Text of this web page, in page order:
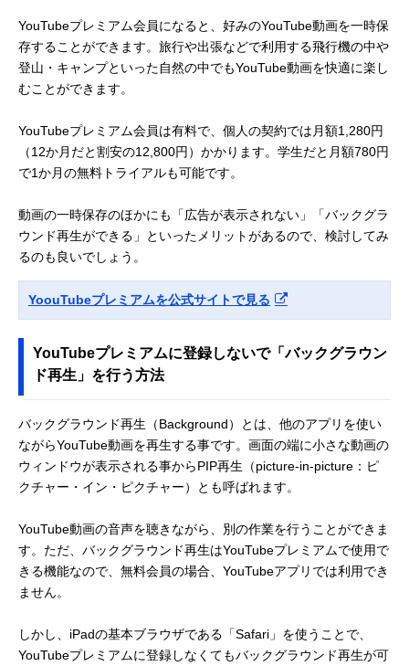
YouTubeプレミアム会員になると、好みのYouTube動画を一時保
存することができます。旅行や出張などで利用する飛行機の中や
登山・キャンプといった自然の中でもYouTube動画を快適に楽し
むことができます。
YouTubeプレミアム会員は有料で、個人の契約では月額1,280円
（12か月だと割安の12,800円）かかります。学生だと月額780円
で1か月の無料トライアルも可能です。
動画の一時保存のほかにも「広告が表示されない」「バックグラ
ウンド再生ができる」といったメリットがあるので、検討してみ
るのも良いでしょう。
YoouTubeプレミアムを公式サイトで見る
YouTubeプレミアムに登録しないで「バックグラウン
ド再生」を行う方法
バックグラウンド再生（Background）とは、他のアプリを使い
ながらYouTube動画を再生する事です。画面の端に小さな動画の
ウィンドウが表示される事からPIP再生（picture-in-picture：ピ
クチャー・イン・ピクチャー）とも呼ばれます。
YouTube動画の音声を聴きながら、別の作業を行うことができま
す。ただ、バックグラウンド再生はYouTubeプレミアムで使用で
きる機能なので、無料会員の場合、YouTubeアプリでは利用でき
ません。
しかし、iPadの基本ブラウザである「Safari」を使うことで、
YouTubeプレミアムに登録しなくてもバックグラウンド再生が可